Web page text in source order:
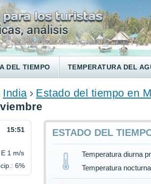
DEL TIEMPO TEMPERATURA DEL
India Estado del tiempo en
ESTADO DEL
Temperatura diurna
Temperatura
15:51
E 1 m/s
6%